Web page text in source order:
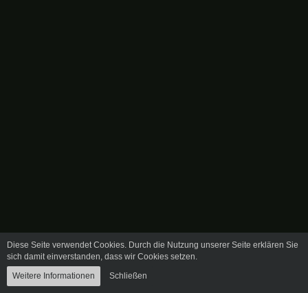
Datenschutzerklärung
Community-Software:
Diese Seite verwendet Cookies. Durch die Nutzung unserer Seite erklären Sie
sich damit einverstanden, dass wir Cookies setzen.
Weitere Informationen
Schließen